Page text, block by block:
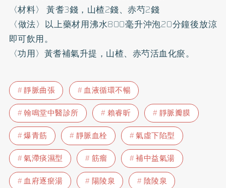
〈材料〉 黃耆3錢，山楂2錢、赤芍2錢
〈做法〉以上藥材用沸水800毫升沖泡20分鐘後放涼
即可飲用。
〈功用〉黃耆補氣升提，山楂、赤芍活血化瘀。
靜脈曲張
血液循環不暢
翰鳴堂中醫診所
賴睿昕
靜脈瓣膜
爆青筋
靜脈血栓
氣虛下陷型
氣滯痰濕型
筋瘤
補中益氣湯
血府逐瘀湯
陽陵泉
陰陵泉